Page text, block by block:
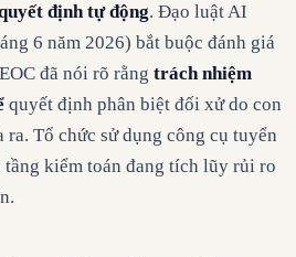
định tự động. Đạo luật AI
6 năm 2026) bắt buộc đánh giá
đã nói rõ rằng trách nhiệm
quyết định phân biệt đối xử do con
Tổ chức sử dụng công cụ tuyển
kiểm toán đang tích lũy rủi ro